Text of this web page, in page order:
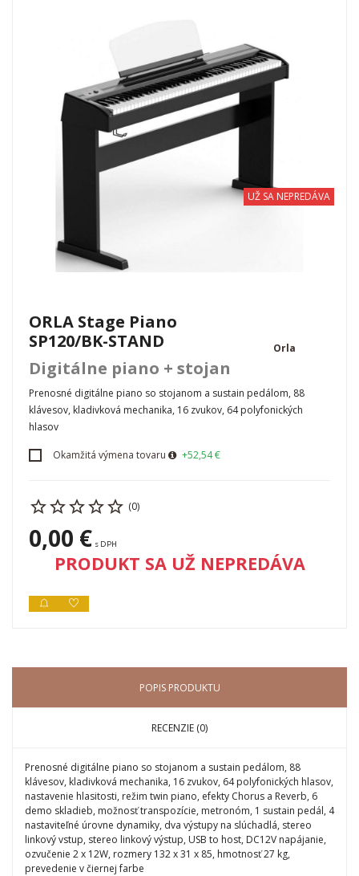
UŽ SA NEPREDÁVA
ORLA Stage Piano
SP120/BK-STAND
Digitálne piano + stojan
Orla
Prenosné digitálne piano so stojanom a sustain pedálom, 88
klávesov, kladivková mechanika, 16 zvukov, 64 polyfonických
hlasov
Okamžitá výmena tovaru +52,54 €
(0)
0,00 € s DPH
PRODUKT SA UŽ NEPREDÁVA
POPIS PRODUKTU
RECENZIE (0)
Prenosné digitálne piano so stojanom a sustain pedálom, 88
klávesov, kladivková mechanika, 16 zvukov, 64 polyfonických hlasov,
nastavenie hlasitosti, režim twin piano, efekty Chorus a Reverb, 6
demo skladieb, možnosť transpozície, metronóm, 1 sustain pedál, 4
nastaviteľné úrovne dynamiky, dva výstupy na slúchadlá, stereo
linkový vstup, stereo linkový výstup, USB to host, DC12V napájanie,
ozvučenie 2 x 12W, rozmery 132 x 31 x 85, hmotnosť 27 kg,
prevedenie v čiernej farbe